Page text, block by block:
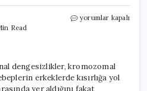
Read
Sperm
Somon,
bitter
çikolata
yorumlar kapalı
dengesizlikler, kromozomal
erkeklerde kısırlığa yol